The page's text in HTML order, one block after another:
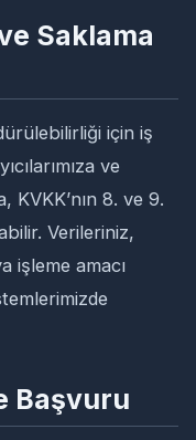
Saklama
için iş
ve
KVKK’nın 8. ve 9.
Verileriniz,
işleme amacı
Başvuru